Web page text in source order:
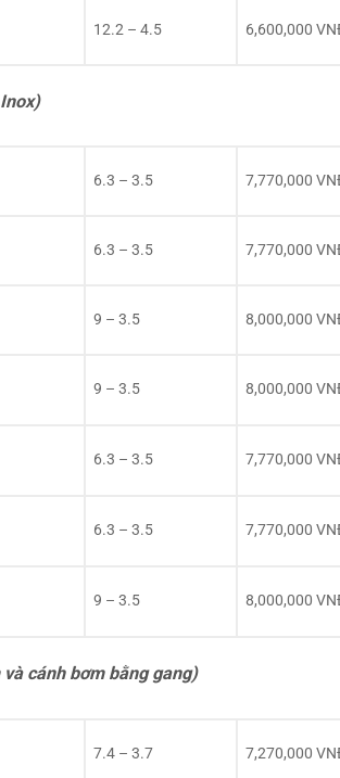
12.2 – 4.5 6,600,000
6.3 – 3.5 7,770,000
6.3 – 3.5 7,770,000
9 – 3.5 8,000,000
9 – 3.5 8,000,000
6.3 – 3.5 7,770,000
6.3 – 3.5 7,770,000
9 – 3.5 8,000,000
cánh bơm bằng gang)
7.4 – 3.7 7,270,000